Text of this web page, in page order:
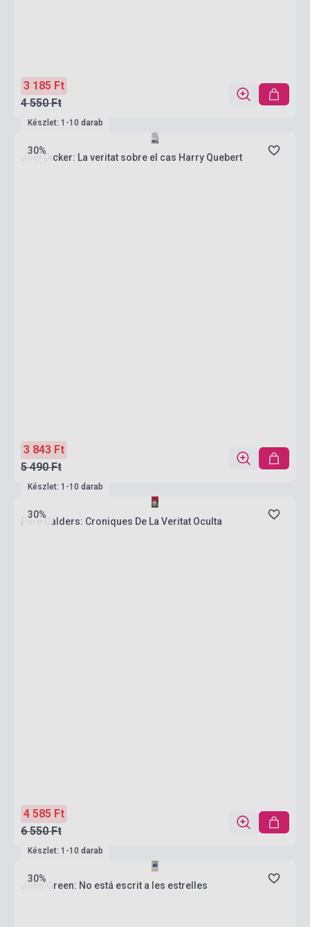
3 185 Ft
4 550 Ft
30%
Készlet: 1-10 darab
Joel Dicker: La veritat sobre el cas Harry Quebert
3 843 Ft
5 490 Ft
30%
Készlet: 1-10 darab
Pere Calders: Croniques De La Veritat Oculta
4 585 Ft
6 550 Ft
30%
Készlet: 1-10 darab
John Green: No está escrit a les estrelles